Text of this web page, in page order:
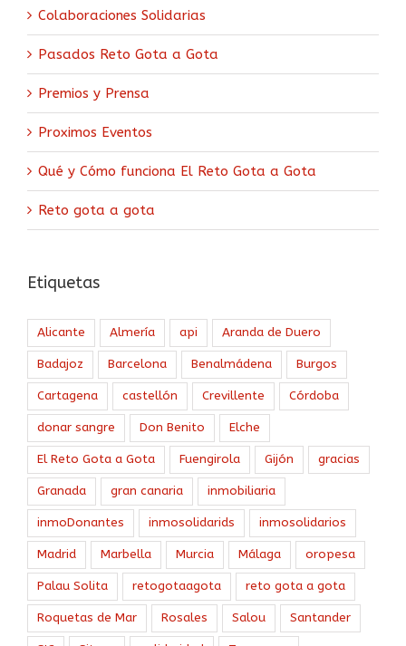
Colaboraciones Solidarias
Pasados Reto Gota a Gota
Premios y Prensa
Proximos Eventos
Qué y Cómo funciona El Reto Gota a Gota
Reto gota a gota
Etiquetas
Alicante Almería api Aranda de Duero
Badajoz Barcelona Benalmádena Burgos
Cartagena castellón Crevillente Córdoba
donar sangre Don Benito Elche
El Reto Gota a Gota Fuengirola Gijón gracias
Granada gran canaria inmobiliaria
inmoDonantes inmosolidarids inmosolidarios
Madrid Marbella Murcia Málaga oropesa
Palau Solita retogotaagota reto gota a gota
Roquetas de Mar Rosales Salou Santander